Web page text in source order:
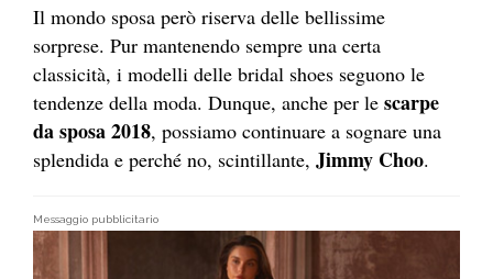
Il mondo sposa però riserva delle bellissime
sorprese. Pur mantenendo sempre una certa
classicità, i modelli delle bridal shoes seguono le
tendenze della moda. Dunque, anche per le scarpe
da sposa 2018, possiamo continuare a sognare una
splendida e perché no, scintillante, Jimmy Choo.
Messaggio pubblicitario